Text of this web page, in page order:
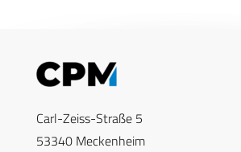
Carl-Zeiss-Straße 5
53340 Meckenheim